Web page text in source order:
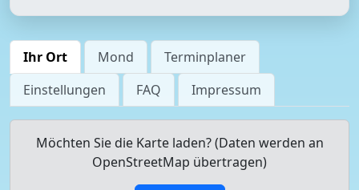
Ihr Ort Mond
Terminplaner
Einstellungen
FAQ Impressum
Möchten Sie die Karte laden? (Daten werden an
OpenStreetMap übertragen)